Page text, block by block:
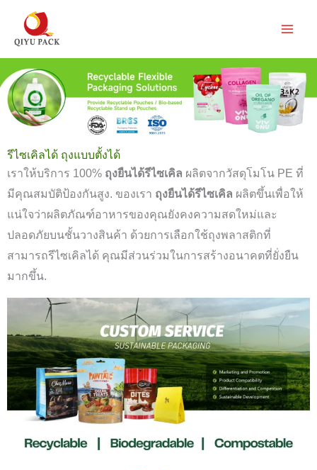
เนื้อหา
รีไซเคิลได้ ถุงแบบตั้งได้
เราให้บริการ 100% ถุงยืนได้รีไซเคิล ผลิตจากวัสดุโมโน PE ที่
มีคุณสมบัติป้องกันสูง. ของเรา ถุงยืนได้รีไซเคิล ผลิตขึ้นเพื่อให้
แน่ใจว่าผลิตภัณฑ์อาหารของคุณยังคงความสดใหม่และ
ปลอดภัยบนชั้นวางสินค้า ด้วยการเลือกใช้ถุงพลาสติกที่
สามารถรีไซเคิลได้ คุณมีส่วนร่วมในการสร้างอนาคตที่ยั่งยืน
มากขึ้น.